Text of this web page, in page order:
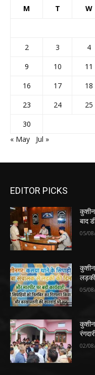
M T W
2
3 4
9
10 11
16
17 18
23
24 25
30
« May
Jul »
EDITOR PICKS
बाद
05/
लड़की
05/
02/